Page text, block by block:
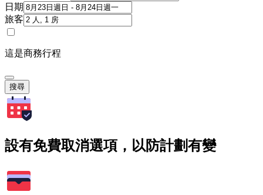
日期
旅客
這是商務行程
搜尋
設有免費取消選項，以防計劃有變